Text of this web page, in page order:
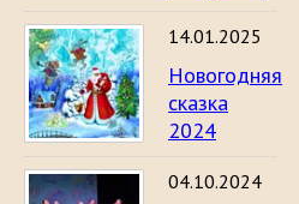
14.01.2025
Новогодняя
сказка
2024
04.10.2024